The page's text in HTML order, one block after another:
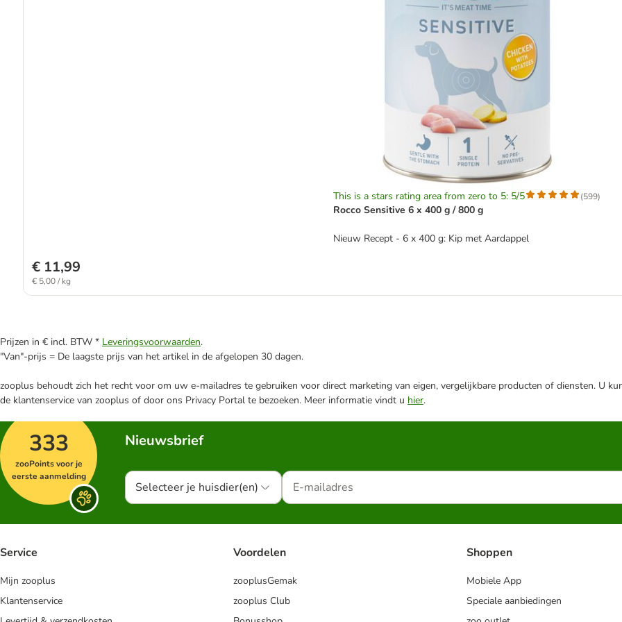
This is a stars rating area from zero to 5: 5/5 (599)
Rocco Sensitive 6 x 400 g / 800 g
Nieuw Recept - 6 x 400 g: Kip met Aardappel
€ 11,99
€ 5,00 / kg
Prijzen in € incl. BTW * Leveringsvoorwaarden.
"Van"-prijs = De laagste prijs van het artikel in de afgelopen 30 dagen.
zooplus behoudt zich het recht voor om uw e-mailadres te gebruiken voor direct marketing van eigen, vergelijkbare producten of diensten. U
de klantenservice van zooplus of door ons Privacy Portal te bezoeken. Meer informatie vindt u hier.
333
zooPoints voor je
eerste aanmelding
Nieuwsbrief
Selecteer je huisdier(en)
Service
Mijn zooplus
Klantenservice
Voordelen
zooplusGemak
zooplus Club
Shoppen
Mobiele App
Speciale aanbiedingen